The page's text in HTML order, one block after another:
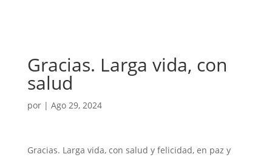
Gracias. Larga vida, con
salud
por | Ago 29, 2024
Gracias. Larga vida, con salud y felicidad, en paz y